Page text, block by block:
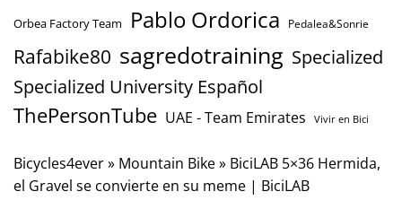
Orbea Factory Team Pablo Ordorica Pedalea&Sonrie
Rafabike80 sagredotraining Specialized
Specialized University Español
ThePersonTube UAE - Team Emirates Vivir en Bici
Bicycles4ever» Mountain Bike» BiciLAB 5×36 Hermida,
el Gravel se convierte en su meme | BiciLAB